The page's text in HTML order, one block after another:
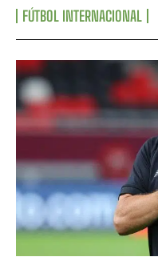
FÚTBOL INTERNACIONAL